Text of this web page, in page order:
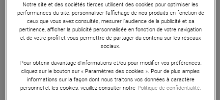
efficacement des équipements via des connexions XLR
femelle à femelle.
ARTICLE N° 90999
Autres Caractéristiques | Présentation
Notre site et des sociétés tierces utilisent des cookies pour optimiser les
performances du site, personnaliser l’affichage de nos produits en fonction de
ceux que vous avez consultés, mesurer l'audience de la publicité et sa
pertinence, afficher la publicité personnalisée en fonction de votre navigation
et de votre profil et vous permettre de partager du contenu sur les réseaux
sociaux.
Pour obtenir davantage d'informations et/ou pour modifier vos préférences,
cliquez sur le bouton sur « Paramètres des cookies ». Pour de plus amples
informations sur la façon dont nous traitons vos données à caractère
personnel et les cookies, veuillez consulter notre Politique de confidentialité.